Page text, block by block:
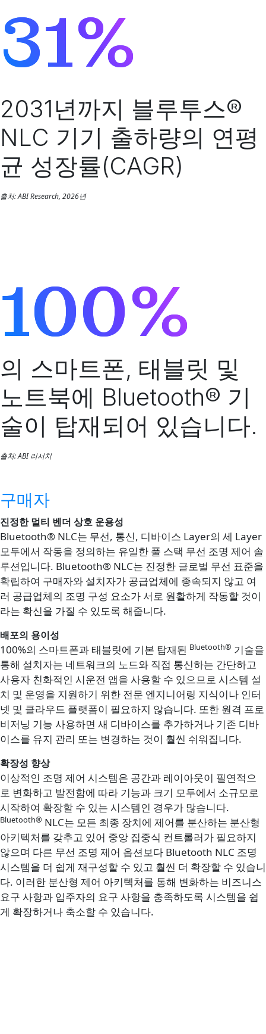
31%
2031년까지 블루투스®
NLC 기기 출하량의 연평
균 성장률(CAGR)
출처: ABI Research, 2026년
100%
의 스마트폰, 태블릿 및
노트북에 Bluetooth® 기
술이 탑재되어 있습니다.
출처: ABI 리서치
구매자
진정한 멀티 벤더 상호 운용성
Bluetooth® NLC는 무선, 통신, 디바이스 Layer의 세 Layer
모두에서 작동을 정의하는 유일한 풀 스택 무선 조명 제어 솔
루션입니다. Bluetooth® NLC는 진정한 글로벌 무선 표준을
확립하여 구매자와 설치자가 공급업체에 종속되지 않고 여
러 공급업체의 조명 구성 요소가 서로 원활하게 작동할 것이
라는 확신을 가질 수 있도록 해줍니다.
배포의 용이성
100%의 스마트폰과 태블릿에 기본 탑재된 Bluetooth® 기술을
통해 설치자는 네트워크의 노드와 직접 통신하는 간단하고
사용자 친화적인 시운전 앱을 사용할 수 있으므로 시스템 설
치 및 운영을 지원하기 위한 전문 엔지니어링 지식이나 인터
넷 및 클라우드 플랫폼이 필요하지 않습니다. 또한 원격 프로
비저닝 기능 사용하면 새 디바이스를 추가하거나 기존 디바
이스를 유지 관리 또는 변경하는 것이 훨씬 쉬워집니다.
확장성 향상
이상적인 조명 제어 시스템은 공간과 레이아웃이 필연적으
로 변화하고 발전함에 따라 기능과 크기 모두에서 소규모로
시작하여 확장할 수 있는 시스템인 경우가 많습니다.
Bluetooth® NLC는 모든 최종 장치에 제어를 분산하는 분산형
아키텍처를 갖추고 있어 중앙 집중식 컨트롤러가 필요하지
않으며 다른 무선 조명 제어 옵션보다 Bluetooth NLC 조명
시스템을 더 쉽게 재구성할 수 있고 훨씬 더 확장할 수 있습니
다. 이러한 분산형 제어 아키텍처를 통해 변화하는 비즈니스
요구 사항과 입주자의 요구 사항을 충족하도록 시스템을 쉽
게 확장하거나 축소할 수 있습니다.